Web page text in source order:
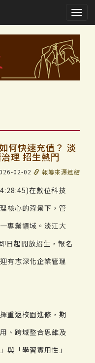
何快速充值？ 淡
理 招生熱門
02-02 報導來源連結
在數位科技
核心的背景下，管
專業領域。淡江大
日起開放招生，報名
有志深化企業管理
重返校園進修，期
、跨域整合思維及
與「學習實用性」